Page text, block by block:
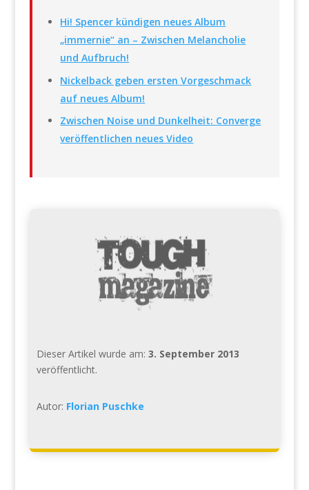
Hi! Spencer kündigen neues Album
„immernie“ an – Zwischen Melancholie
und Aufbruch!
Nickelback geben ersten Vorgeschmack
auf neues Album!
Zwischen Noise und Dunkelheit: Converge
veröffentlichen neues Video
Dieser Artikel wurde am: 3. September 2013
veröffentlicht.
Autor: Florian Puschke